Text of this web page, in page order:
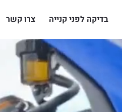
בדיקה לפני קנייה צרו קשר